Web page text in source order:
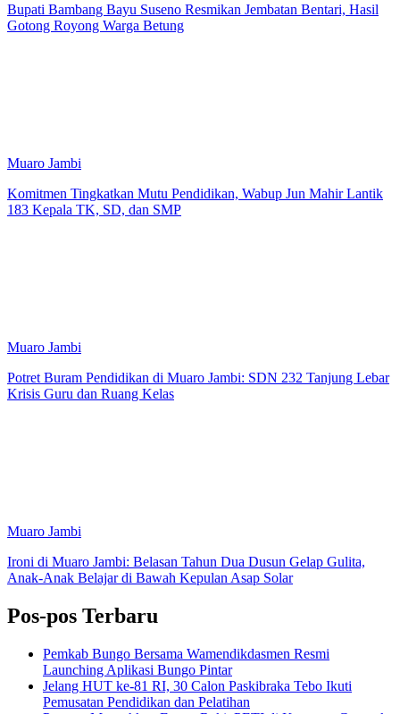
Bupati Bambang Bayu Suseno Resmikan Jembatan Bentari, Hasil
Gotong Royong Warga Betung
Muaro Jambi
Komitmen Tingkatkan Mutu Pendidikan, Wabup Jun Mahir Lantik
183 Kepala TK, SD, dan SMP
Muaro Jambi
Potret Buram Pendidikan di Muaro Jambi: SDN 232 Tanjung Lebar
Krisis Guru dan Ruang Kelas
Muaro Jambi
Ironi di Muaro Jambi: Belasan Tahun Dua Dusun Gelap Gulita,
Anak-Anak Belajar di Bawah Kepulan Asap Solar
Pos-pos Terbaru
Pemkab Bungo Bersama Wamendikdasmen Resmi
Launching Aplikasi Bungo Pintar
Jelang HUT ke-81 RI, 30 Calon Paskibraka Tebo Ikuti
Pemusatan Pendidikan dan Pelatihan